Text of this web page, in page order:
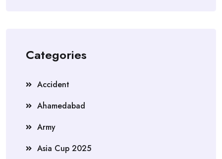
Categories
Accident
Ahamedabad
Army
Asia Cup 2025